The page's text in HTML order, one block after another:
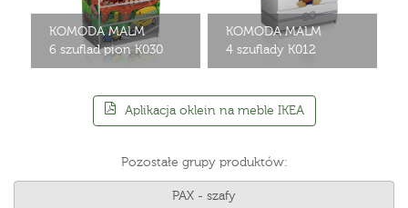
KOMODA MALM
6 szuflad pion K030
KOMODA MALM
4 szuflady K012
Aplikacja oklein na meble IKEA
Pozostałe grupy produktów:
PAX - szafy